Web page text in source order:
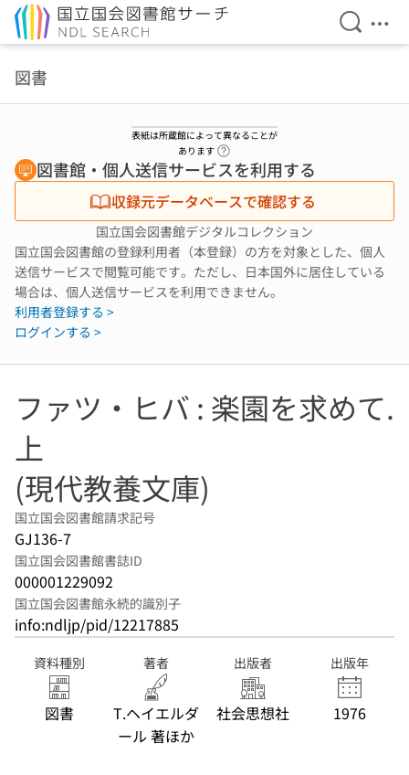
検索を
メ
図書
表紙は所蔵館によって異なることが
あります
図書館・個人送信サービスを利用する
収録元データベースで確認する
国立国会図書館デジタルコレクション
国立国会図書館の登録利用者（本登録）の方を対象とした、個人
送信サービスで閲覧可能です。ただし、日本国外に居住している
場合は、個人送信サービスを利用できません。
利用者登録する >
ログインする >
ファツ・ヒバ : 楽園を求めて.
上
(現代教養文庫)
国立国会図書館請求記号
GJ136-7
国立国会図書館書誌ID
000001229092
国立国会図書館永続的識別子
info:ndljp/pid/12217885
資料種別
図書
著者
T.ヘイエルダ
ール 著ほか
出版者
社会思想社
出版年
1976